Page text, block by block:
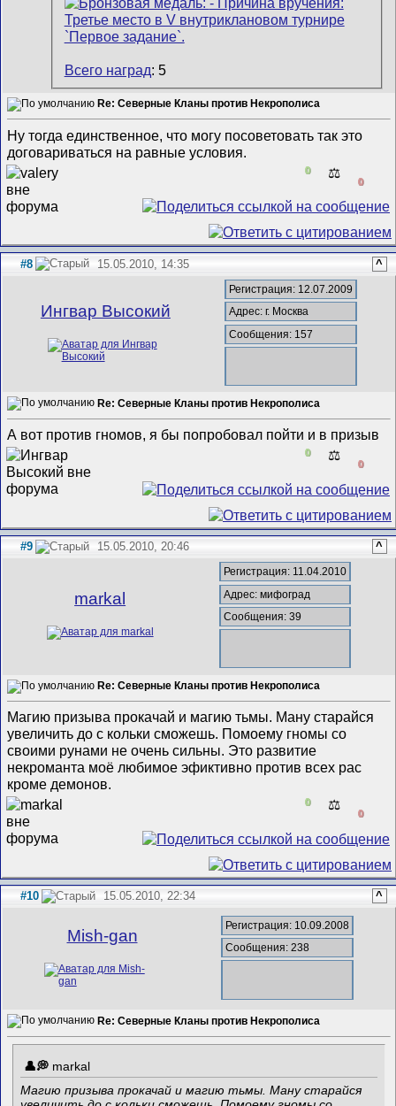
Всего наград: 5
Re: Северные Кланы против Некрополиса
Ну тогда единственное, что могу посоветовать так это
договариваться на равные условия.
0 ⚖️
0
#8 15.05.2010, 14:35 ^
Ингвар Высокий
Регистрация: 12.07.2009
Адрес: г. Москва
Сообщения: 157
Re: Северные Кланы против Некрополиса
А вот против гномов, я бы попробовал пойти и в призыв
0 ⚖️
0
#9 15.05.2010, 20:46 ^
markal
Регистрация: 11.04.2010
Адрес: мифоград
Сообщения: 39
Re: Северные Кланы против Некрополиса
Магию призыва прокачай и магию тьмы. Ману старайся
увеличить до с кольки сможешь. Помоему гномы со
своими рунами не очень сильны. Это развитие
некроманта моё любимое эфиктивно против всех рас
кроме демонов.
0 ⚖️
0
#10 15.05.2010, 22:34 ^
Mish-gan
Регистрация: 10.09.2008
Сообщения: 238
Re: Северные Кланы против Некрополиса
markal
Магию призыва прокачай и магию тьмы. Ману старайся